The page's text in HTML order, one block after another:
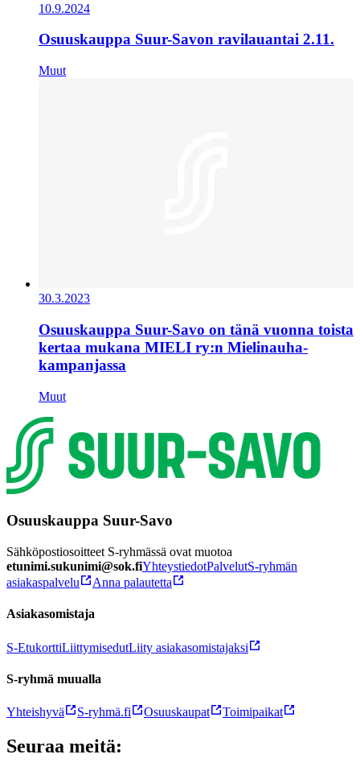
10.9.2024
Osuuskauppa Suur-Savon ravilauantai 2.11.
Muut
30.3.2023
Osuuskauppa Suur-Savo on tänä vuonna toista
kertaa mukana MIELI ry:n Mielinauha-
kampanjassa
Muut
Osuuskauppa Suur-Savo
Sähköpostiosoitteet S-ryhmässä ovat muotoa
etunimi.sukunimi@sok.fiYhteystiedotPalvelutS-ryhmän
asiakaspalvelu
Anna palautetta
Asiakasomistaja
S-EtukorttiLiittymisedutLiity asiakasomistajaksi
S-ryhmä muualla
Yhteishyvä S-ryhmä.fi Osuuskaupat Toimipaikat
Seuraa meitä: